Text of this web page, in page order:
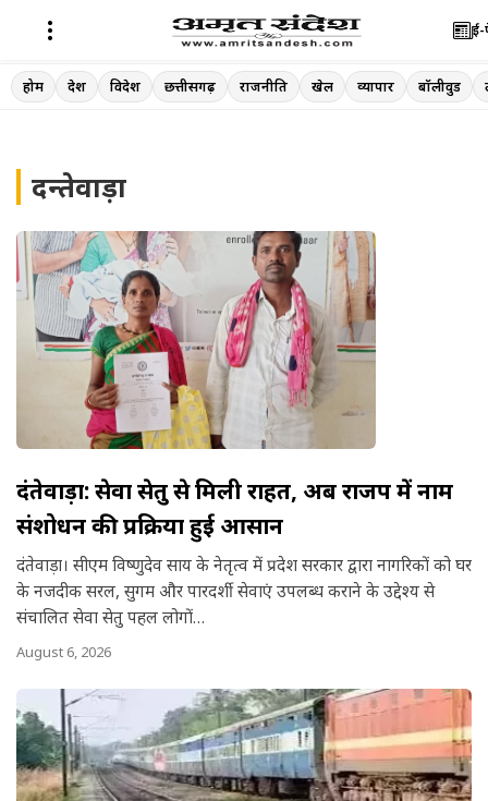
Skip
to
ई-
होम देश विदेश छत्तीसगढ़ राजनीति खेल व्यापार बॉलीवुड
दन्तेवाड़ा
दंतेवाड़ा: सेवा सेतु से मिली राहत, अब राजपत्र में नाम
संशोधन की प्रक्रिया हुई आसान
दंतेवाड़ा। सीएम विष्णुदेव साय के नेतृत्व में प्रदेश सरकार द्वारा नागरिकों को घर
के नजदीक सरल, सुगम और पारदर्शी सेवाएं उपलब्ध कराने के उद्देश्य से
संचालित सेवा सेतु पहल लोगों…
August 6, 2026